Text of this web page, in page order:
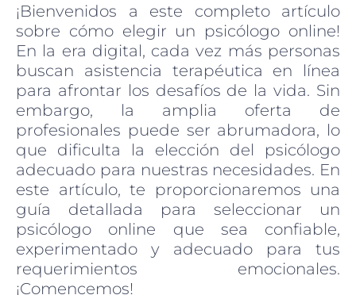
¡Bienvenidos a este completo artículo
sobre cómo elegir un psicólogo online!
En la era digital, cada vez más personas
buscan asistencia terapéutica en línea
para afrontar los desafíos de la vida. Sin
embargo, la amplia oferta de
profesionales puede ser abrumadora, lo
que dificulta la elección del psicólogo
adecuado para nuestras necesidades. En
este artículo, te proporcionaremos una
guía detallada para seleccionar un
psicólogo online que sea confiable,
experimentado y adecuado para tus
requerimientos emocionales.
¡Comencemos!